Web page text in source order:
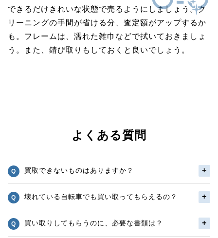
できるだけきれいな状態で売るようにしましょう。ク
リーニングの手間が省ける分、査定額がアップするか
も。フレームは、濡れた雑巾などで拭いておきましょ
う。また、錆び取りもしておくと良いでしょう。
よくある質問
買取できないものはありますか？
壊れている自転車でも買い取ってもらえるの？
買い取りしてもらうのに、必要な書類は？